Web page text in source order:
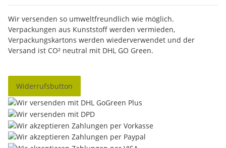
Wir versenden so umweltfreundlich wie möglich.
Verpackungen aus Kunststoff werden vermieden,
Verpackungskartons werden wiederverwendet und der
Versand ist CO² neutral mit DHL GO Green.
Widerrufsbutton